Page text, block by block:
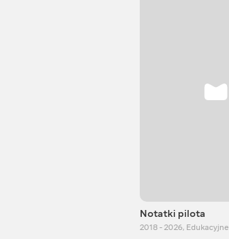
Notatki pilota
2018 - 2026, Edukacyjne